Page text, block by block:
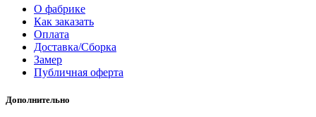
О фабрике
Как заказать
Оплата
Доставка/Сборка
Замер
Публичная оферта
Дополнительно